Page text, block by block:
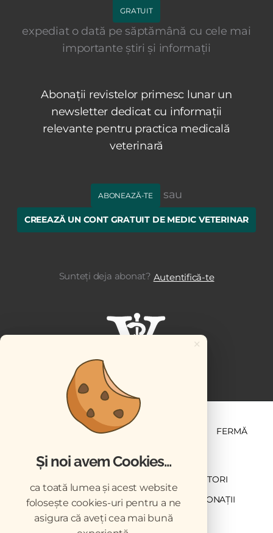
GRATUIT
expediat o dată pe săptămână cu cele mai
importante știri și informații
Abonații revistelor primesc lunar un
newsletter dedicat cu informații
relevante pentru practica medicală
veterinară
ABONEAZĂ-TE sau
CREEAZĂ UN CONT GRATUIT DE MEDIC VETERINAR
Sunteți deja abonat? Autentifică-te
ȘTIINȚĂ ȘI PRACTICĂ FERMĂ
CONTRIBUTORI
DESCĂRCĂRI ACREDITARE CMVRO DONAȚII
CHESTIONAR
×
Și noi avem Cookies...
ca toată lumea și acest website
folosește cookies-uri pentru a ne
asigura că aveți cea mai bună